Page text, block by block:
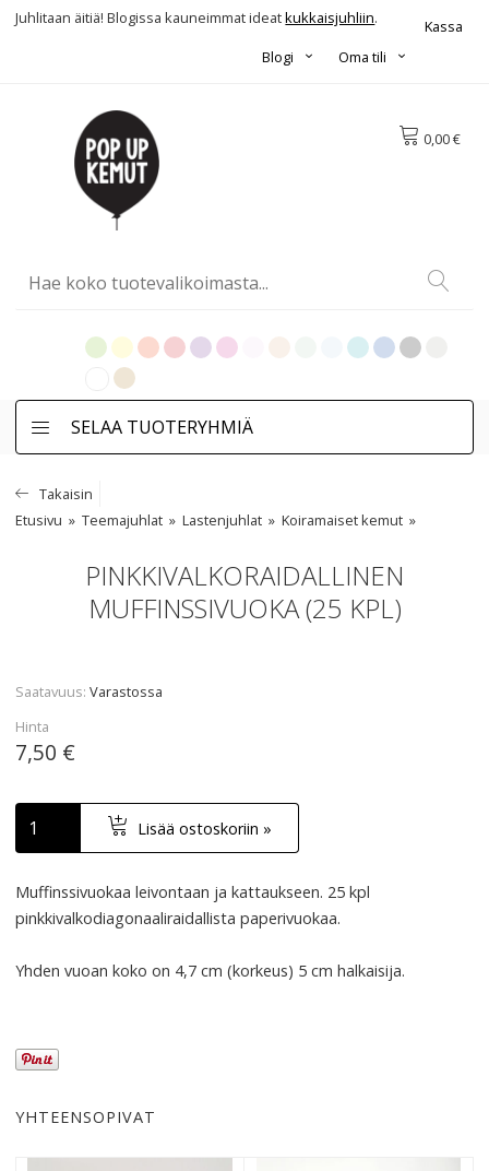
Juhlitaan äitiä! Blogissa kauneimmat ideatkukkaisjuhliin.
Kassa
Oma tili
Blogi
0,00 €
SELAA TUOTERYHMIÄ
Takaisin
Etusivu
Teemajuhlat Lastenjuhlat Koiramaiset kemut
PINKKIVALKORAIDALLINEN
MUFFINSSIVUOKA (25 KPL)
Saatavuus Varastossa
Hinta
7,50 €
Lisää ostoskoriin »
Muffinssivuokaa leivontaan ja kattaukseen. 25 kpl
pinkkivalkodiagonaaliraidallista paperivuokaa.
Yhden vuoan koko on 4,7 cm (korkeus) 5 cm halkaisija.
YHTEENSOPIVAT